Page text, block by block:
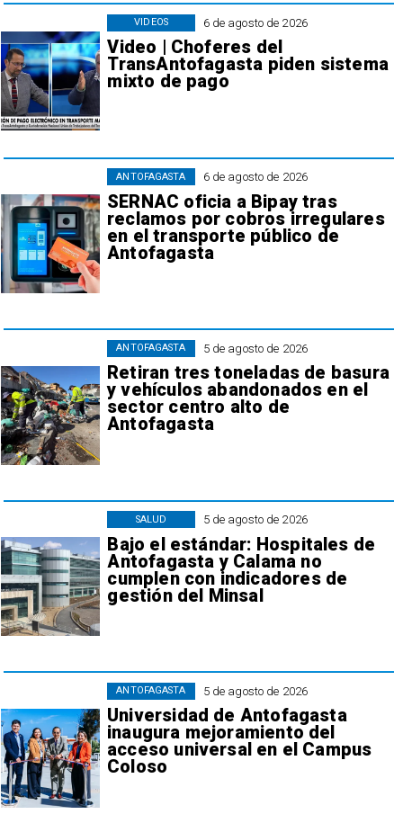
6 de agosto de 2026
Video | Choferes del
TransAntofagasta piden sistema
mixto de pago
VIDEOS
6 de agosto de 2026
SERNAC oficia a Bipay tras
reclamos por cobros irregulares
en el transporte público de
Antofagasta
ANTOFAGASTA
5 de agosto de 2026
Retiran tres toneladas de basura
y vehículos abandonados en el
sector centro alto de
Antofagasta
ANTOFAGASTA
5 de agosto de 2026
Bajo el estándar: Hospitales de
Antofagasta y Calama no
cumplen con indicadores de
gestión del Minsal
SALUD
5 de agosto de 2026
Universidad de Antofagasta
inaugura mejoramiento del
acceso universal en el Campus
Coloso
ANTOFAGASTA